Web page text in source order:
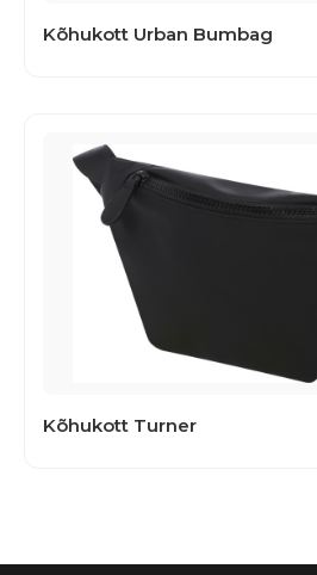
Kõhukott Urban Bumbag
Kõhukott Turner